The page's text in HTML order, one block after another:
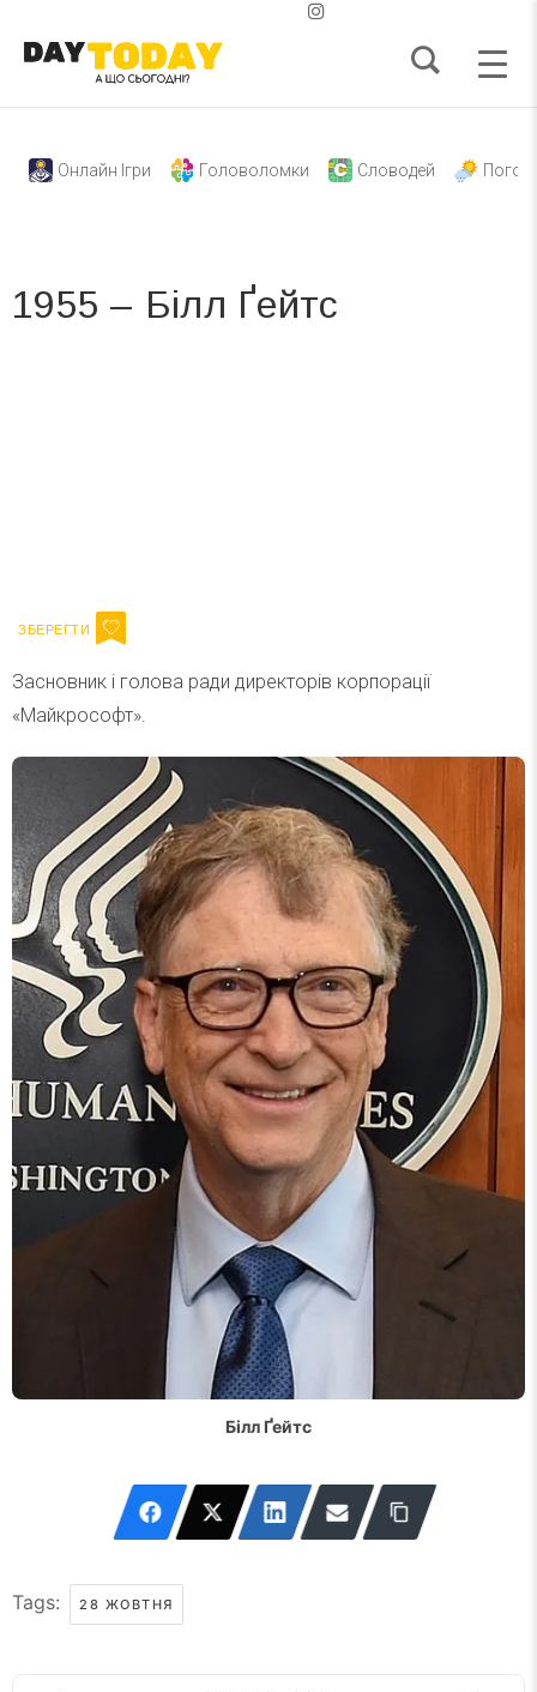
Онлайн Ігри Головоломки Словодей
1955 – Білл Ґейтс
Засновник і голова ради директорів корпорації
«Майкрософт».
Білл Ґейтс
Tags: 28 ЖОВТНЯ